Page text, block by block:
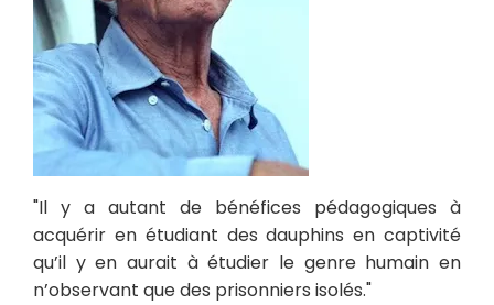
"Il y a autant de bénéfices pédagogiques à
acquérir en étudiant des dauphins en captivité
qu’il y en aurait à étudier le genre humain en
n’observant que des prisonniers isolés."